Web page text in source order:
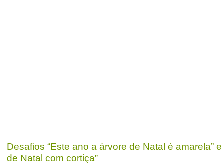
Desafios “Este ano a árvore de Natal é amarela” e
de Natal com cortiça”